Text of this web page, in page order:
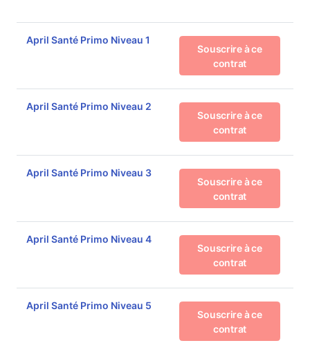
April Santé Primo Niveau 1
Souscrire à ce
contrat
April Santé Primo Niveau 2
Souscrire à ce
contrat
April Santé Primo Niveau 3
Souscrire à ce
contrat
April Santé Primo Niveau 4
Souscrire à ce
contrat
April Santé Primo Niveau 5
Souscrire à ce
contrat